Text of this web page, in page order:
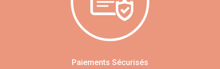
Paiements Sécurisés